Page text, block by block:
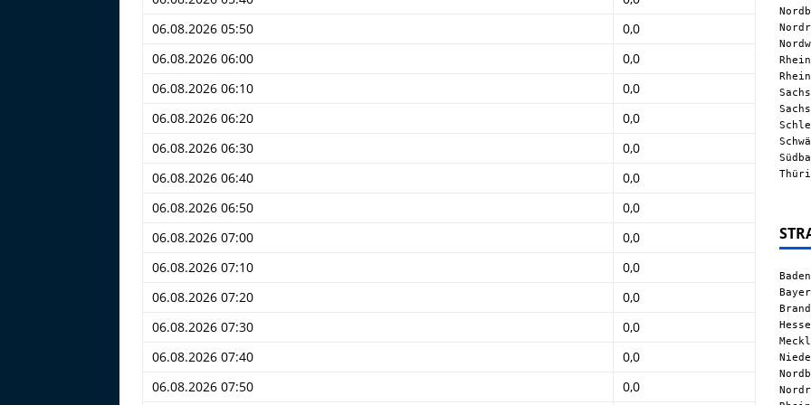
06.08.2026 05:50
0,0
06.08.2026 06:00
0,0
06.08.2026 06:10
0,0
06.08.2026 06:20
0,0
06.08.2026 06:30
0,0
06.08.2026 06:40
0,0
06.08.2026 06:50
0,0
06.08.2026 07:00
0,0
06.08.2026 07:10
0,0
06.08.2026 07:20
0,0
06.08.2026 07:30
0,0
06.08.2026 07:40
0,0
06.08.2026 07:50
0,0